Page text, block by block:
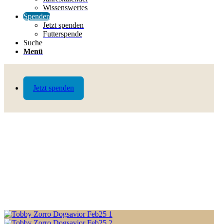
Jetzt spenden
Wissenswertes
Spenden
Jetzt spenden
Futterspende
Suche
Menü